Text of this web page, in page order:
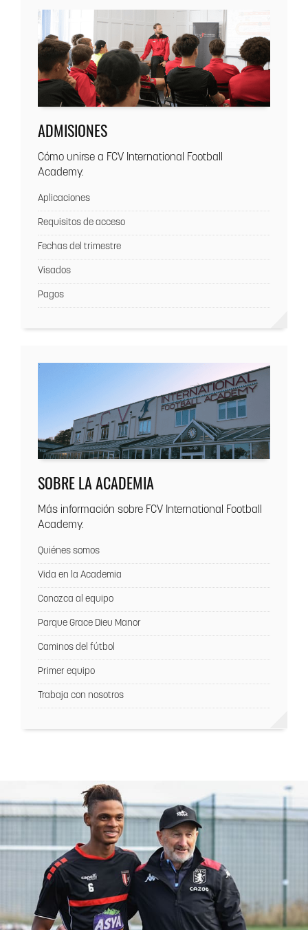
ADMISIONES
Cómo unirse a FCV International Football
Academy.
Aplicaciones
Requisitos de acceso
Fechas del trimestre
Visados
Pagos
SOBRE LA ACADEMIA
Más información sobre FCV International Football
Academy.
Quiénes somos
Vida en la Academia
Conozca al equipo
Parque Grace Dieu Manor
Caminos del fútbol
Primer equipo
Trabaja con nosotros